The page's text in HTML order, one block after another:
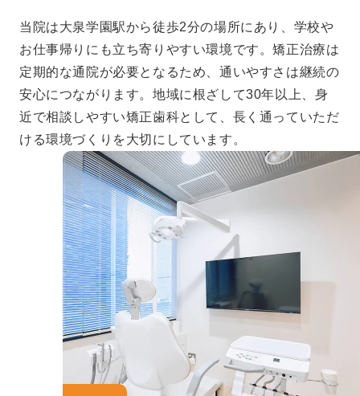
当院は大泉学園駅から徒歩2分の場所にあり、学校や
お仕事帰りにも立ち寄りやすい環境です。矯正治療は
定期的な通院が必要となるため、通いやすさは継続の
安心につながります。地域に根ざして30年以上、身
近で相談しやすい矯正歯科として、長く通っていただ
ける環境づくりを大切にしています。